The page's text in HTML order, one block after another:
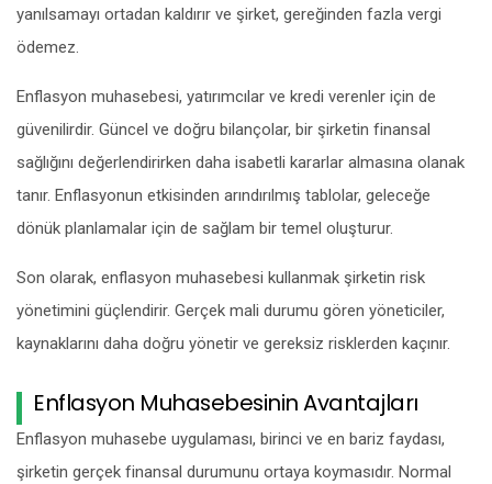
yanılsamayı ortadan kaldırır ve şirket, gereğinden fazla vergi
ödemez.
Enflasyon muhasebesi, yatırımcılar ve kredi verenler için de
güvenilirdir. Güncel ve doğru bilançolar, bir şirketin finansal
sağlığını değerlendirirken daha isabetli kararlar almasına olanak
tanır. Enflasyonun etkisinden arındırılmış tablolar, geleceğe
dönük planlamalar için de sağlam bir temel oluşturur.
Son olarak, enflasyon muhasebesi kullanmak şirketin risk
yönetimini güçlendirir. Gerçek mali durumu gören yöneticiler,
kaynaklarını daha doğru yönetir ve gereksiz risklerden kaçınır.
Enflasyon Muhasebesinin Avantajları
Enflasyon muhasebe uygulaması, birinci ve en bariz faydası,
şirketin gerçek finansal durumunu ortaya koymasıdır. Normal